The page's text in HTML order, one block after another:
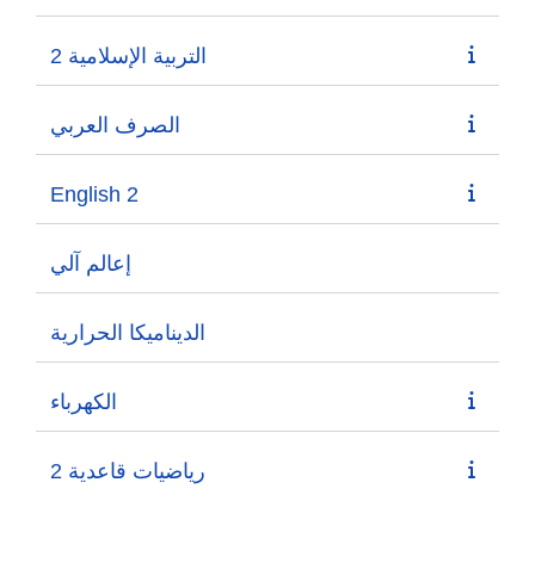
التربية الإسلامية 2
الصرف العربي
English 2
إعالم آلي
الدینامیكا الحرارية
الكهرباء
رياضيات قاعدية 2